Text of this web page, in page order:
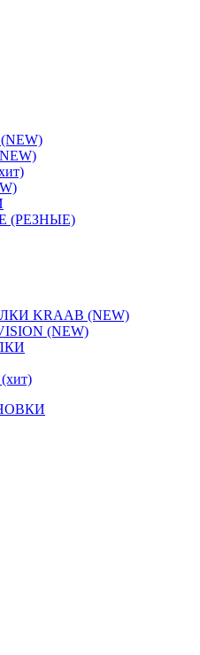
(NEW)
(РЕЗНЫЕ)
KRAAB (NEW)
(NEW)
(хит)